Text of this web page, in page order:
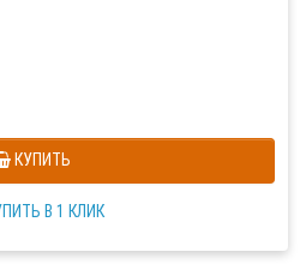
КУПИТЬ
В 1 КЛИК